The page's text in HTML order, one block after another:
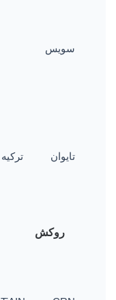
سویس
تایوان ترکیه
روکش